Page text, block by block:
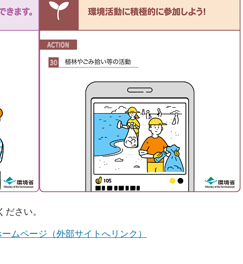
さい。
ムページ（外部サイトへリンク）